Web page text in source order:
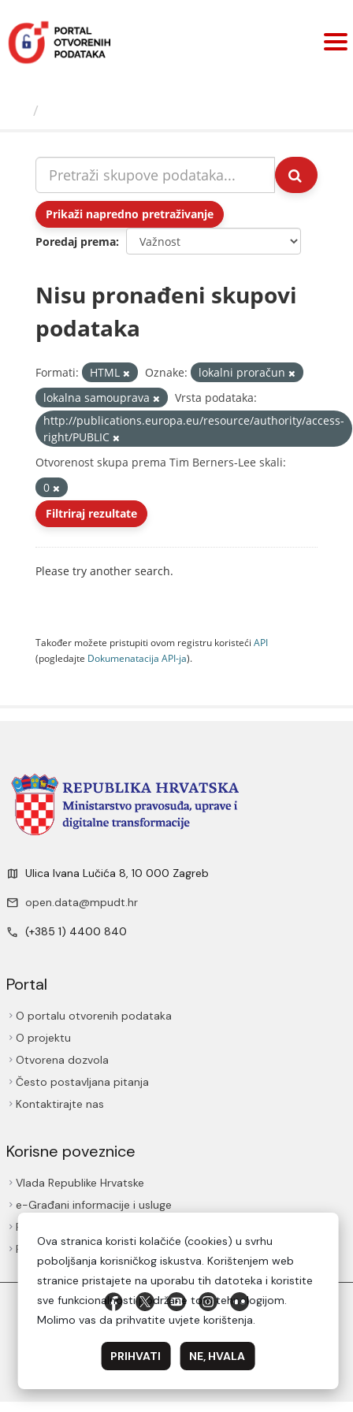
sadržaj
Prikaži napredno pretraživanje
Poredaj prema
Nisu pronađeni skupovi
podataka
Formati: HTML Oznake:
lokalni proračun
lokalna samouprava
Vrsta podataka:
http://publications.europa.eu/resource/authority/access-
right/PUBLIC
Otvorenost skupa prema Tim Berners-Lee skali:
0
Filtriraj rezultate
Please try another search.
Također možete pristupiti ovom registru koristeći API
(pogledajte Dokumenаtаcijа API-jа).